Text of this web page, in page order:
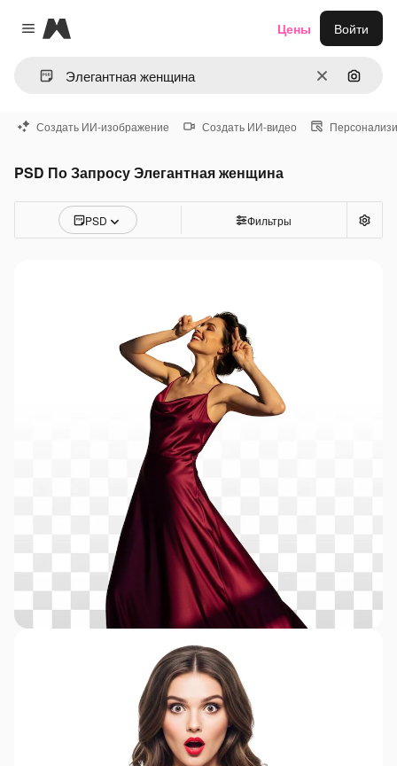
Close menu
Magnific
ОчиститьПоиск
Цены Войти
Создать ИИ-изображение Создать ИИ-видео
PSD По Запросу Элегантная женщина
PSD Фильтры